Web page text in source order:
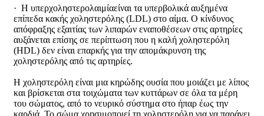
· Η υπερχοληστερολαιμίαείναι τα υπερβολικά αυξημένα
επίπεδα κακής χοληστερόλης (LDL) στο αίμα. Ο κίνδυνος
απόφραξης εξαιτίας των λιπαρών εναποθέσεων στις αρτηρίες
αυξάνεται επίσης σε περίπτωση που η καλή χοληστερόλη
(HDL) δεν είναι επαρκής για την απομάκρυνση της
χοληστερόλης από τις αρτηρίες.
Η χοληστερόλη είναι μια κηρώδης ουσία που μοιάζει με λίπος
και βρίσκεται στα τοιχώματα των κυττάρων σε όλα τα μέρη
του σώματος, από το νευρικό σύστημα στο ήπαρ έως την